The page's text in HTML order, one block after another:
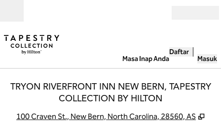
Masa Inap Anda
Daftar
Masuk
TRYON RIVERFRONT INN NEW BERN, TAPESTRY
COLLECTION BY HILTON
100 Craven St., New Bern, North Carolina, 28560, AS ,